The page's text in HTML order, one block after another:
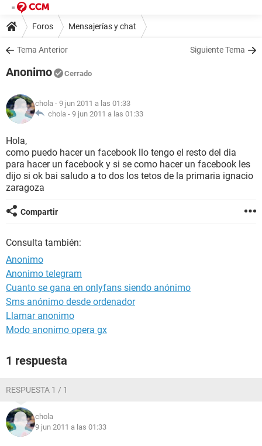
Foros Mensajerías y chat
Tema Anterior Siguiente Tema
Anonimo Cerrado
chola - 9 jun 2011 a las 01:33
chola - 9 jun 2011 a las 01:33
Hola,
como puedo hacer un facebook llo tengo el resto del dia
para hacer un facebook y si se como hacer un facebook les
dijo si ok bai saludo a to dos los tetos de la primaria ignacio
zaragoza
Compartir
Consulta también:
Anonimo
Anonimo telegram
Cuanto se gana en onlyfans siendo anónimo
Sms anónimo desde ordenador
Llamar anonimo
Modo anonimo opera gx
1 respuesta
RESPUESTA 1 / 1
chola
9 jun 2011 a las 01:33